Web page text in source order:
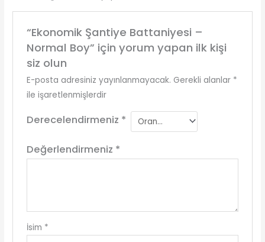
“Ekonomik Şantiye Battaniyesi –
Normal Boy” için yorum yapan ilk kişi
siz olun
E-posta adresiniz yayınlanmayacak. Gerekli alanlar *
ile işaretlenmişlerdir
Derecelendirmeniz *
Değerlendirmeniz *
İsim *